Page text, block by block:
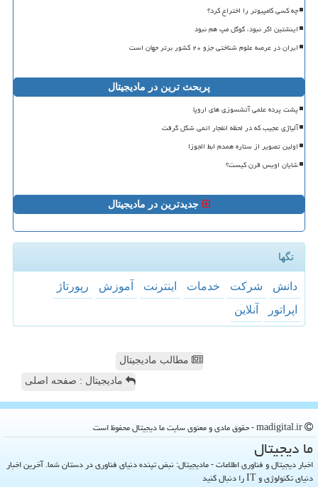
چه کسی کامپیوتر را اختراع کرد؟
اینشتین اگر نبود، گوگل مپ هم نبود
ایران در عرصه علوم شناختی جزو ۲۰ کشور برتر جهان است
پربحث ترین در مادیجیتال
پشت پرده علمی آتشسوزی های اروپا
آلیاژی عجیب که در لحظه انفجار اتمی شکل گرفت
اولین تصویر از ستاره همدم ابط الجوزا
شایان اویس قرن کیست؟
جدیدترین در مادیجیتال
تگها
دانش شركت خدمات اینترنت آموزش
رپورتاژ
اپراتور
آنلاین
مطالب مادیجیتال
مادیجیتال : صفحه اصلی
ما دیجیتال
اخبار دیجیتال و فناوری اطلاعات - مادیجیتال: نبض تپنده دنیای فناوری در دستان شما. آخرین اخبار
دنیای تکنولوژی و IT را دنبال کنید